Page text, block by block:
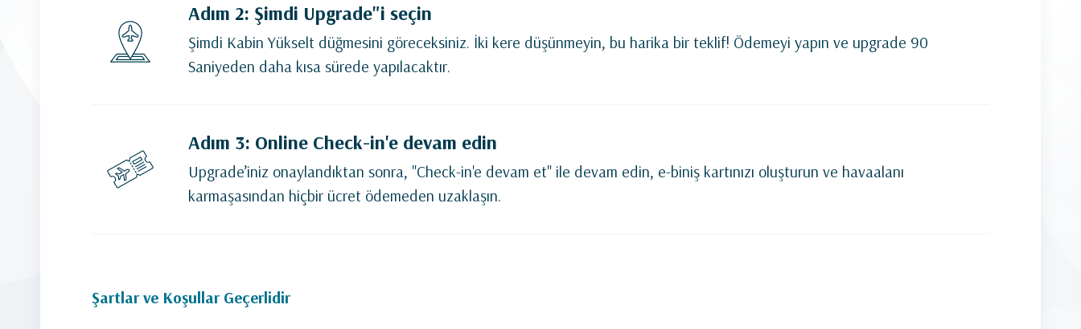
Adım 2: Şimdi Upgrade"i seçin
Şimdi Kabin Yükselt düğmesini göreceksiniz. İki kere düşünmeyin, bu harika bir teklif! Ödemeyi yapın ve upgrade 90
Saniyeden daha kısa sürede yapılacaktır.
Adım 3: Online Check-in'e devam edin
Upgrade’iniz onaylandıktan sonra, "Check-in'e devam et" ile devam edin, e-biniş kartınızı oluşturun ve havaalanı
karmaşasından hiçbir ücret ödemeden uzaklaşın.
Şartlar ve Koşullar Geçerlidir